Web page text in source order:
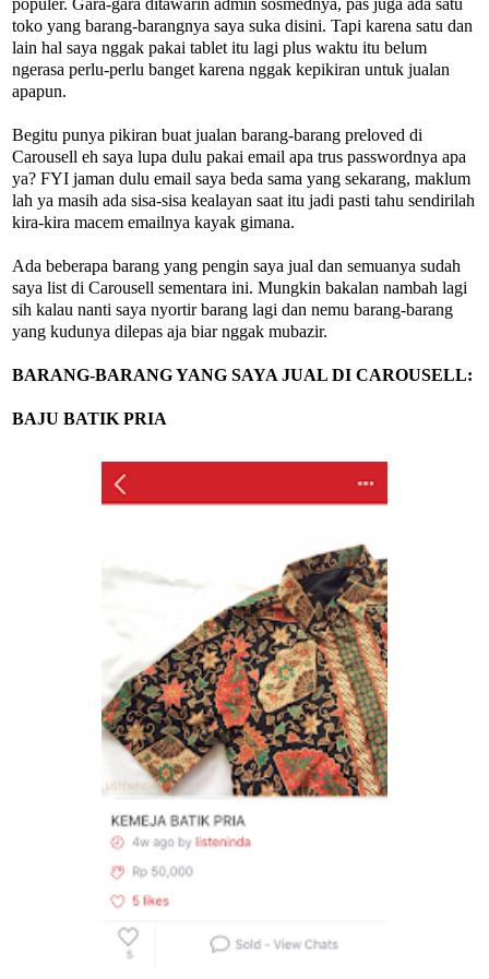
toko yang barang-barangnya saya suka disini. Tapi karena satu dan
lain hal saya nggak pakai tablet itu lagi plus waktu itu belum
ngerasa perlu-perlu banget karena nggak kepikiran untuk jualan
apapun.
Begitu punya pikiran buat jualan barang-barang preloved di
Carousell eh saya lupa dulu pakai email apa trus passwordnya apa
ya? FYI jaman dulu email saya beda sama yang sekarang, maklum
lah ya masih ada sisa-sisa kealayan saat itu jadi pasti tahu sendirilah
kira-kira macem emailnya kayak gimana.
Ada beberapa barang yang pengin saya jual dan semuanya sudah
saya list di Carousell sementara ini. Mungkin bakalan nambah lagi
sih kalau nanti saya nyortir barang lagi dan nemu barang-barang
yang kudunya dilepas aja biar nggak mubazir.
BARANG-BARANG YANG SAYA JUAL DI CAROUSELL:
BAJU BATIK PRIA